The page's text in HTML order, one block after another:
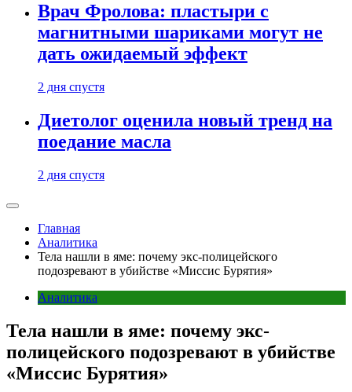
Врач Фролова: пластыри с
магнитными шариками могут не
дать ожидаемый эффект
2 дня спустя
Диетолог оценила новый тренд на
поедание масла
2 дня спустя
Главная
Аналитика
Тела нашли в яме: почему экс-полицейского
подозревают в убийстве «Миссис Бурятия»
Аналитика
Тела нашли в яме: почему экс-
полицейского подозревают в убийстве
«Миссис Бурятия»